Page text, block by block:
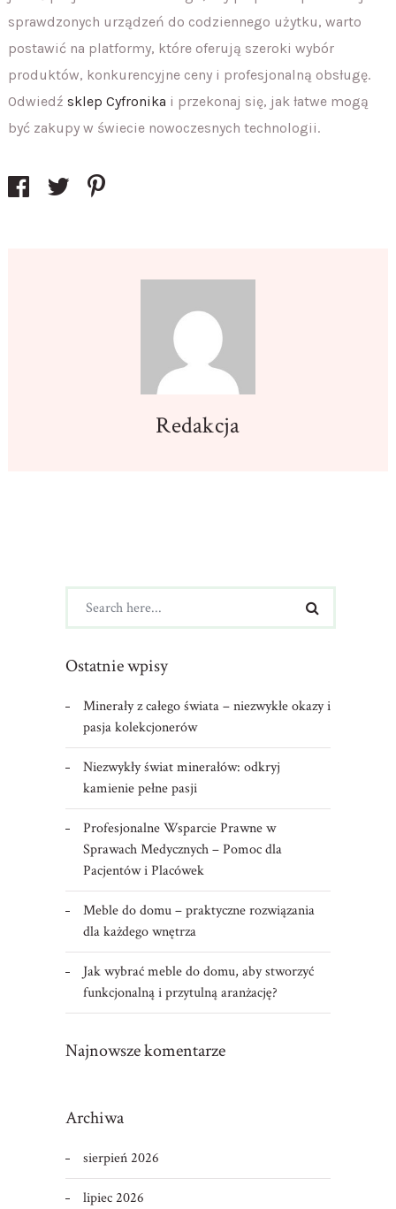
sprawdzonych urządzeń do codziennego użytku, warto
postawić na platformy, które oferują szeroki wybór
produktów, konkurencyjne ceny i profesjonalną obsługę.
Odwiedź sklep Cyfronika i przekonaj się, jak łatwe mogą
być zakupy w świecie nowoczesnych technologii.
Redakcja
Ostatnie wpisy
Minerały z całego świata – niezwykłe okazy i
pasja kolekcjonerów
Niezwykły świat minerałów: odkryj
kamienie pełne pasji
Profesjonalne Wsparcie Prawne w
Sprawach Medycznych – Pomoc dla
Pacjentów i Placówek
Meble do domu – praktyczne rozwiązania
dla każdego wnętrza
Jak wybrać meble do domu, aby stworzyć
funkcjonalną i przytulną aranżację?
Najnowsze komentarze
Archiwa
sierpień 2026
lipiec 2026